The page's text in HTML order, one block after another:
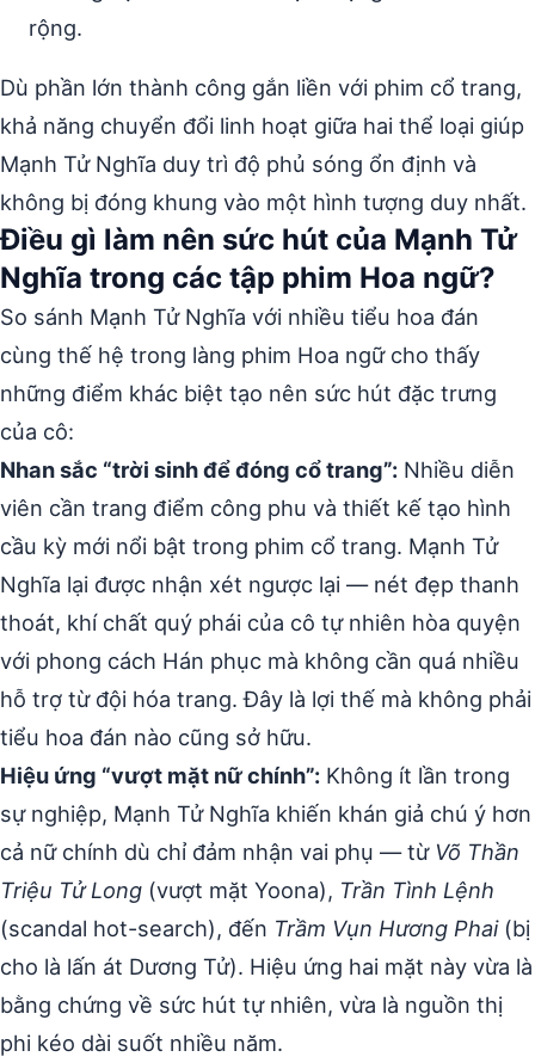
rộng.
Dù phần lớn thành công gắn liền với phim cổ trang,
khả năng chuyển đổi linh hoạt giữa hai thể loại giúp
Mạnh Tử Nghĩa duy trì độ phủ sóng ổn định và
không bị đóng khung vào một hình tượng duy nhất.
Điều gì làm nên sức hút của Mạnh Tử
Nghĩa trong các tập phim Hoa ngữ?
So sánh Mạnh Tử Nghĩa với nhiều tiểu hoa đán
cùng thế hệ trong làng phim Hoa ngữ cho thấy
những điểm khác biệt tạo nên sức hút đặc trưng
của cô:
Nhan sắc “trời sinh để đóng cổ trang”: Nhiều diễn
viên cần trang điểm công phu và thiết kế tạo hình
cầu kỳ mới nổi bật trong phim cổ trang. Mạnh Tử
Nghĩa lại được nhận xét ngược lại — nét đẹp thanh
thoát, khí chất quý phái của cô tự nhiên hòa quyện
với phong cách Hán phục mà không cần quá nhiều
hỗ trợ từ đội hóa trang. Đây là lợi thế mà không phải
tiểu hoa đán nào cũng sở hữu.
Hiệu ứng “vượt mặt nữ chính”: Không ít lần trong
sự nghiệp, Mạnh Tử Nghĩa khiến khán giả chú ý hơn
cả nữ chính dù chỉ đảm nhận vai phụ — từ Võ Thần
Triệu Tử Long (vượt mặt Yoona), Trần Tình Lệnh
(scandal hot-search), đến Trầm Vụn Hương Phai(bị
cho là lấn át Dương Tử). Hiệu ứng hai mặt này vừa là
bằng chứng về sức hút tự nhiên, vừa là nguồn thị
phi kéo dài suốt nhiều năm.